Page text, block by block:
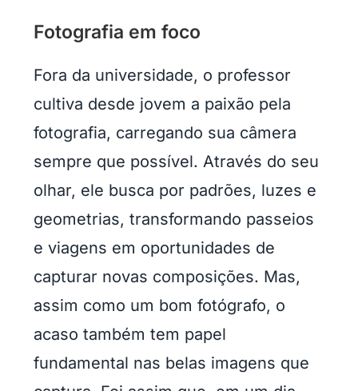
Fotografia em foco
Fora da universidade, o professor
cultiva desde jovem a paixão pela
fotografia, carregando sua câmera
sempre que possível. Através do seu
olhar, ele busca por padrões, luzes e
geometrias, transformando passeios
e viagens em oportunidades de
capturar novas composições. Mas,
assim como um bom fotógrafo, o
acaso também tem papel
fundamental nas belas imagens que